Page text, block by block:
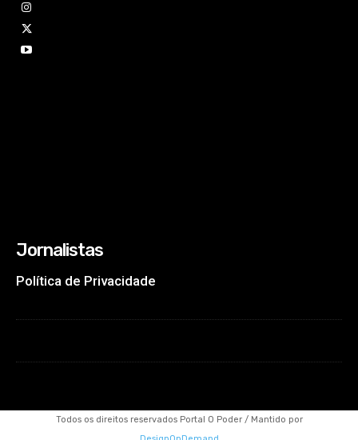
Jornalistas
Política de Privacidade
Todos os direitos reservados Portal O Poder / Mantido por